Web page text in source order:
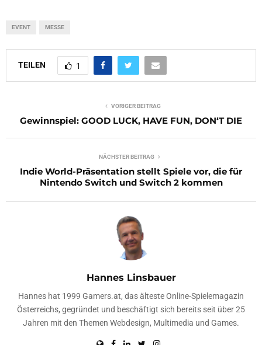
EVENT MESSE
TEILEN 1
VORIGER BEITRAG
Gewinnspiel: GOOD LUCK, HAVE FUN, DON‘T DIE
NÄCHSTER BEITRAG
Indie World-Präsentation stellt Spiele vor, die für
Nintendo Switch und Switch 2 kommen
Hannes Linsbauer
Hannes hat 1999 Gamers.at, das älteste Online-Spielemagazin
Österreichs, gegründet und beschäftigt sich bereits seit über 25
Jahren mit den Themen Webdesign, Multimedia und Games.